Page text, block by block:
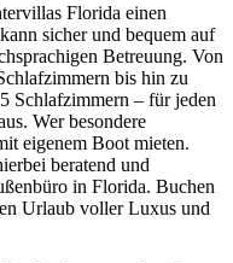
Florida einen
sicher und bequem auf
Betreuung. Von
bis hin zu
Schlafzimmern – für jeden
Wer besondere
eigenem Boot mieten.
beratend und
in Florida. Buchen
Urlaub voller Luxus und